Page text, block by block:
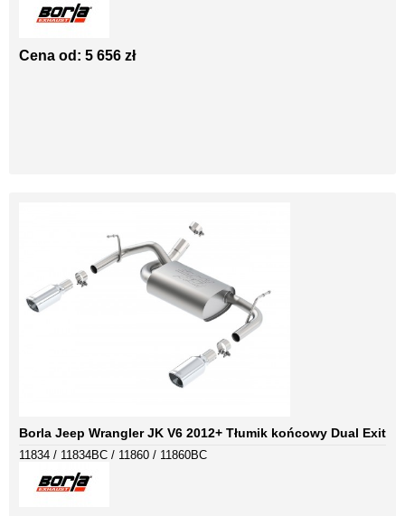
Cena od: 5 656 zł
Borla Jeep Wrangler JK V6 2012+ Tłumik końcowy Dual Exit
11834 / 11834BC / 11860 / 11860BC